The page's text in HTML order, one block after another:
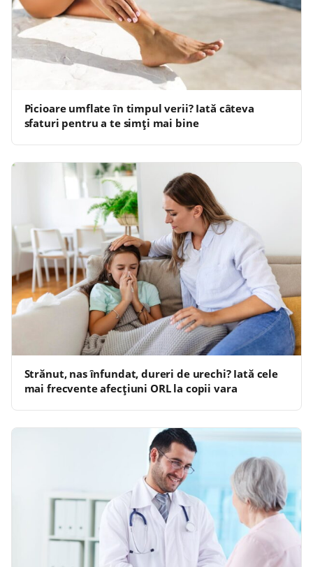
Picioare umflate în timpul verii? Iată câteva
sfaturi pentru a te simți mai bine
Strănut, nas înfundat, dureri de urechi? Iată cele
mai frecvente afecțiuni ORL la copii vara